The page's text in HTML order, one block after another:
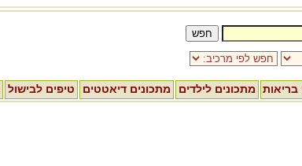
בריאות מתכונים לילדים מתכונים דיאטטים טיפים לבישול